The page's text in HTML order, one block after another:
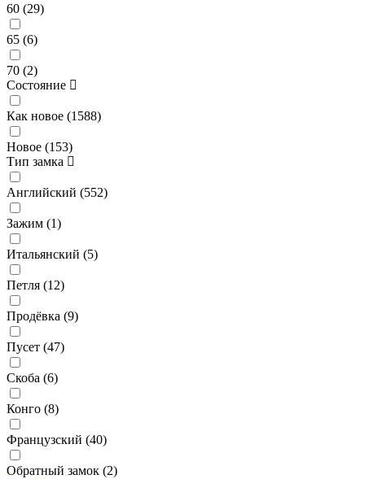
60 (29)
65 (6)
70 (2)
Состояние
Как новое (1588)
Новое (153)
Тип замка
Английский (552)
Зажим (1)
Итальянский (5)
Петля (12)
Продёвка (9)
Пусет (47)
Скоба (6)
Конго (8)
Французский (40)
Обратный замок (2)